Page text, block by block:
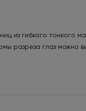
из гибкого тонкого
разреза глаз можно